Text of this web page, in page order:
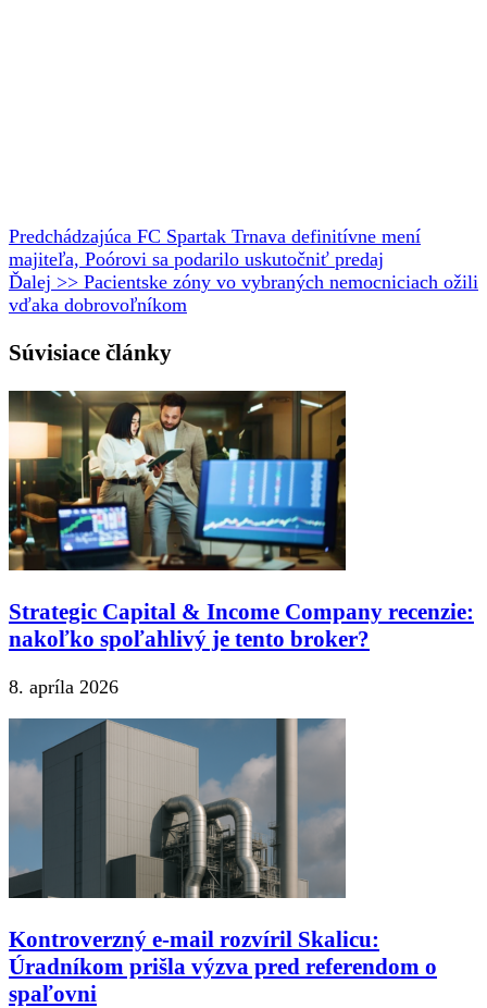
Predchádzajúca FC Spartak Trnava definitívne mení
majiteľa, Poórovi sa podarilo uskutočniť predaj
Ďalej >> Pacientske zóny vo vybraných nemocniciach ožili
vďaka dobrovoľníkom
Súvisiace články
Strategic Capital & Income Company recenzie:
nakoľko spoľahlivý je tento broker?
8. apríla 2026
Kontroverzný e-mail rozvíril Skalicu:
Úradníkom prišla výzva pred referendom o
spaľovni